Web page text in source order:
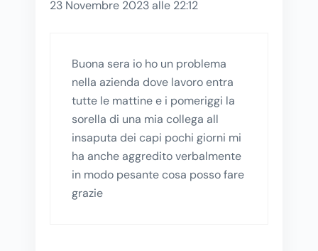
23 Novembre 2023 alle 22:12
Buona sera io ho un problema
nella azienda dove lavoro entra
tutte le mattine e i pomeriggi la
sorella di una mia collega all
insaputa dei capi pochi giorni mi
ha anche aggredito verbalmente
in modo pesante cosa posso fare
grazie